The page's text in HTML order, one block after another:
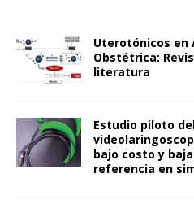
Uterotónicos en
Obstétrica:
literatura
Estudio piloto
bajo costo y
referencia en